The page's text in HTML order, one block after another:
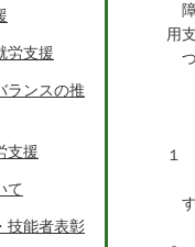
障
用
つ
１
障
す
労支援
ランスの推
支援
て
技能者表彰